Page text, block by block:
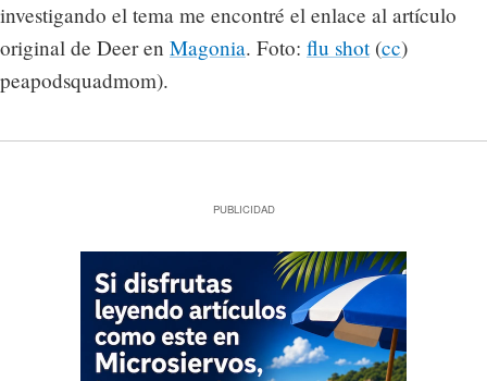
investigando el tema me encontré el enlace al artículo
original de Deer en Magonia. Foto: flu shot(cc)
peapodsquadmom).
PUBLICIDAD